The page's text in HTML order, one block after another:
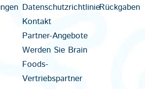
Datenschutzrichtlinie
Kontakt
Partner-Angebote
Werden Sie Brain
Foods-
Vertriebspartner
Rückgaben